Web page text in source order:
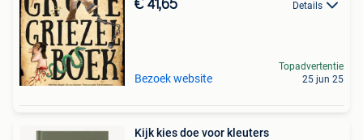
€ 41,65 Details
Bezoek website
Topadvertentie
25 jun 25
Kijk kies doe voor kleuters